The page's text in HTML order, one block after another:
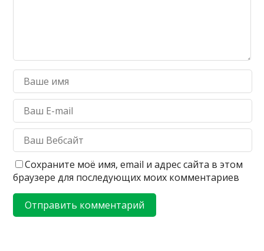
Сохраните моё имя, email и адрес сайта в этом
браузере для последующих моих комментариев